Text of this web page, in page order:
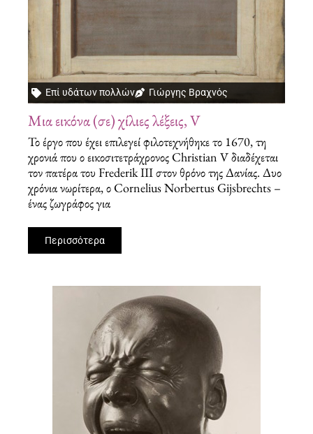
Επί υδάτων πολλών Γιώργης Βραχνός
Μια εικόνα (σε) χίλιες λέξεις, V
Το έργο που έχει επιλεγεί φιλοτεχνήθηκε το 1670, τη
χρονιά που ο εικοσιτετράχρονος Christian V διαδέχεται
τον πατέρα του Frederik ΙΙΙ στον θρόνο της Δανίας. Δυο
χρόνια νωρίτερα, ο Cornelius Norbertus Gijsbrechts –
ένας ζωγράφος για
Περισσότερα